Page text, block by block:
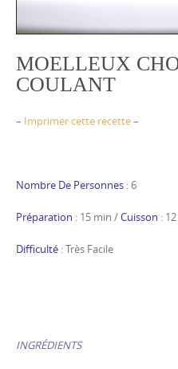
MOELLEUX
COULANT
– Imprimer cette recette–
Nombre De Personnes : 6
Préparation : 15 min /Cuisson :
Difficulté : Très Facile
INGRÉDIENTS